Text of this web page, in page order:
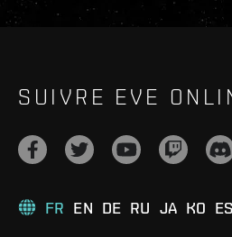
SUIVRE EVE
FR EN DE RU JA KO ES